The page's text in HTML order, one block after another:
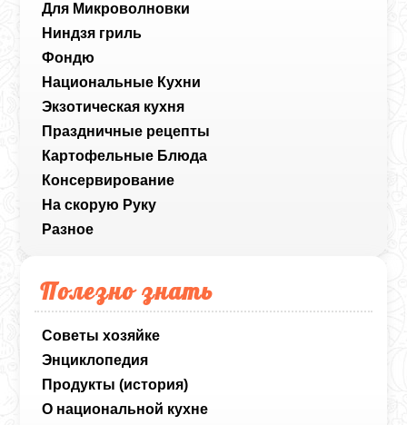
Для Микроволновки
Ниндзя гриль
Фондю
Национальные Кухни
Экзотическая кухня
Праздничные рецепты
Картофельные Блюда
Консервирование
На скорую Руку
Разное
Полезно знать
Советы хозяйке
Энциклопедия
Продукты (история)
О национальной кухне